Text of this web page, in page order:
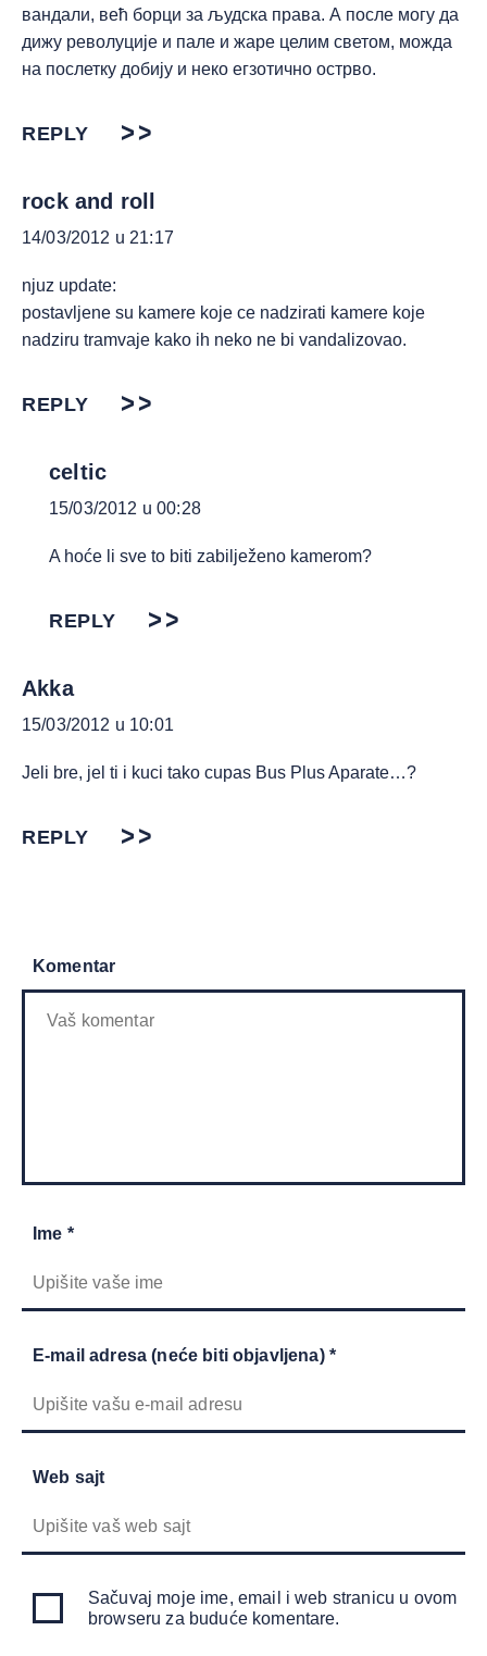
вандали, већ борци за људска права. А после могу да
дижу револуције и пале и жаре целим светом, можда
на послетку добију и неко егзотично острво.
REPLY
rock and roll
14/03/2012 u 21:17
njuz update:
postavljene su kamere koje ce nadzirati kamere koje
nadziru tramvaje kako ih neko ne bi vandalizovao.
REPLY
celtic
15/03/2012 u 00:28
A hoće li sve to biti zabilježeno kamerom?
REPLY
Akka
15/03/2012 u 10:01
Jeli bre, jel ti i kuci tako cupas Bus Plus Aparate…?
REPLY
Komentar
Ime *
E-mail adresa (neće biti objavljena) *
Web sajt
Sačuvaj moje ime, email i web stranicu u ovom
browseru za buduće komentare.